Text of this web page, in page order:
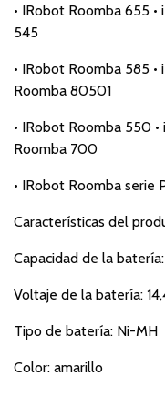
• IRobot Roomba 655
545
• IRobot Roomba 585
Roomba 80501
• IRobot Roomba 550
Roomba 700
• IRobot Roomba serie
Características del
Capacidad de la
Voltaje de la batería:
Tipo de batería: Ni-MH
Color: amarillo